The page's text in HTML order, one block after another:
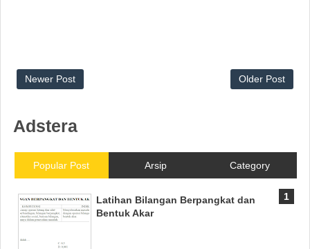
Newer Post Older Post
Adstera
Popular Post Arsip Category
Latihan Bilangan Berpangkat dan
Bentuk Akar